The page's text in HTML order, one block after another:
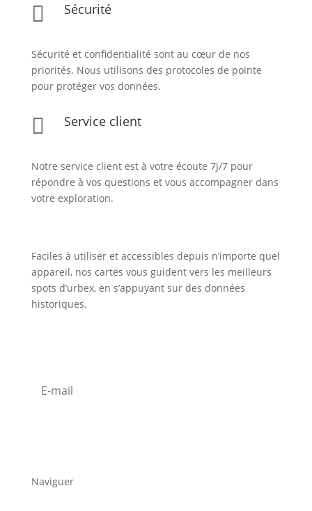
 Sécurité
Sécurité et confidentialité sont au cœur de nos
priorités. Nous utilisons des protocoles de pointe
pour protéger vos données.
 Service client
Notre service client est à votre écoute 7j/7 pour
répondre à vos questions et vous accompagner dans
votre exploration.
Faciles à utiliser et accessibles depuis n’importe quel
appareil, nos cartes vous guident vers les meilleurs
spots d’urbex, en s’appuyant sur des données
historiques.
Naviguer